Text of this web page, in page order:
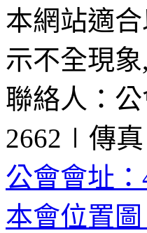
本網站適
示不全現
聯絡人：
2662∣傳真
公會會址
本會位置